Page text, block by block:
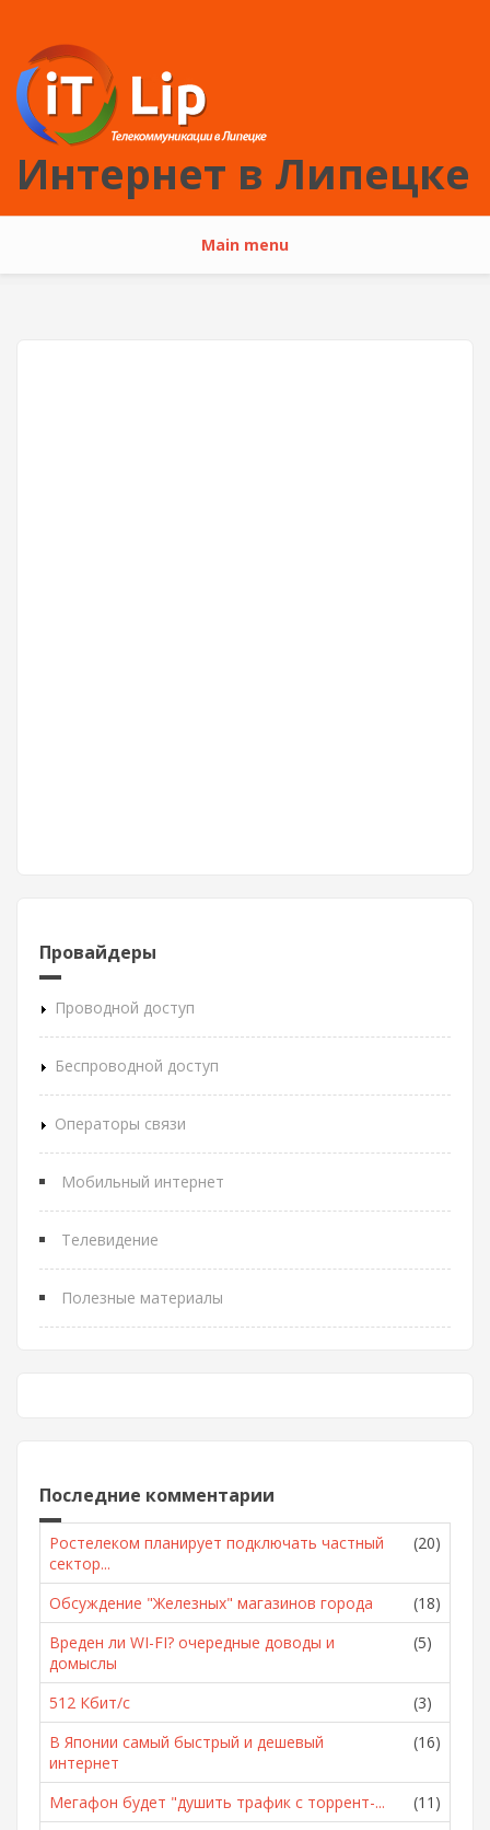
Интернет в Липецке
Main menu
Провайдеры
Проводной доступ
Беспроводной доступ
Операторы связи
Мобильный интернет
Телевидение
Полезные материалы
Последние комментарии
Ростелеком планирует подключать частный
сектор...
(20)
Обсуждение "Железных" магазинов города
(18)
Вреден ли WI-FI? очередные доводы и
домыслы
(5)
512 Кбит/с
(3)
В Японии самый быстрый и дешевый
интернет
(16)
Мегафон будет "душить трафик с торрент-...
(11)